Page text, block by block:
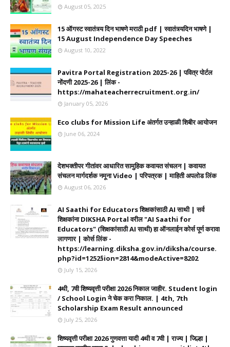
August 05, 2025
15 ऑगस्ट स्वातंत्र्य दिन भाषणे मराठी pdf | स्वातंत्र्यदिन भाषणे |
15 August Independence Day Speeches
August 10, 2022
Pavitra Portal Registration 2025-26 | पवित्र पोर्टल
नोंदणी 2025-26 | लिंक -
https://mahateacherrecruitment.org.in/
January 05, 2026
Eco clubs for Mission Life अंतर्गत उन्हाळी शिबीर आयोजन
June 06, 2024
देशभक्तीपर गीतांवर आधारित सामुहिक कवायत संचलन | कवायत
संचलन मार्गदर्शक नमूना Video | परिपत्रक | माहिती अपलोड लिंक
August 06, 2026
AI Saathi for Educators शिक्षकांसाठी AI साथी | सर्व
शिक्षकांना DIKSHA Portal वरील "AI Saathi for
Educators" (शिक्षकांसाठी AI साथी) हा ऑनलाईन कोर्स पूर्ण करावा
लागणार | कोर्स लिंक -
https://learning.diksha.gov.in/diksha/course.
php?id=1252§ion=2814&modeActive=8202
July 15, 2026
4थी, 7वी शिष्यवृत्ती परीक्षा 2026 निकाल जाहीर. Student login
/ School Login ने चेक करा निकाल. | 4th, 7th
Scholarship Exam Result announced
July 25, 2026
शिष्यवृत्ती परीक्षा 2026 गुणवत्ता यादी 4थी व 7वी | राज्य | जिल्हा |